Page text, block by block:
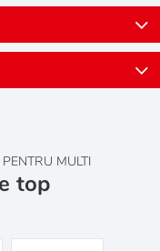
MULTI
top